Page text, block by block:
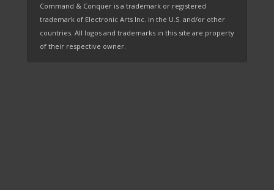
Command & Conquer is a trademark or registered
trademark of Electronic Arts Inc. in the U.S. and/or other
countries. All logos and trademarks in this site are property
of their respective owner.